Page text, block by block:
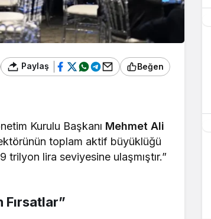
Paylaş Beğen
Kurulu Başkanı Mehmet Ali
toplam aktif büyüklüğü
lira seviyesine ulaşmıştır.”
Fırsatlar”